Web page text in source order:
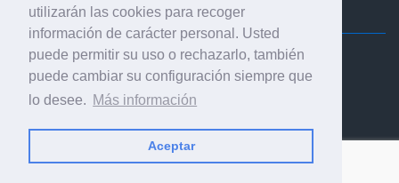
utilizarán las cookies para recoger
información de carácter personal. Usted
puede permitir su uso o rechazarlo, también
puede cambiar su configuración siempre que
lo desee. Más información
Aceptar
Calle Fluvià 257, bajos, 08020 Barcelona (España)